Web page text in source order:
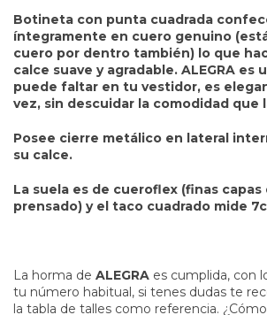
Botineta con punta cuadrada
íntegramente en cuero genuino
cuero por dentro también) lo que
calce suave y agradable. ALEGRA es
puede faltar en tu vestidor, es
vez, sin descuidar la comodidad que
Posee cierre metálico en lateral
su calce.
La suela es de cueroflex (finas
prensado) y el taco cuadrado mide
La horma de ALEGRA es cumplida, con
tu número habitual, si tenes dudas te
la tabla de talles como referencia.